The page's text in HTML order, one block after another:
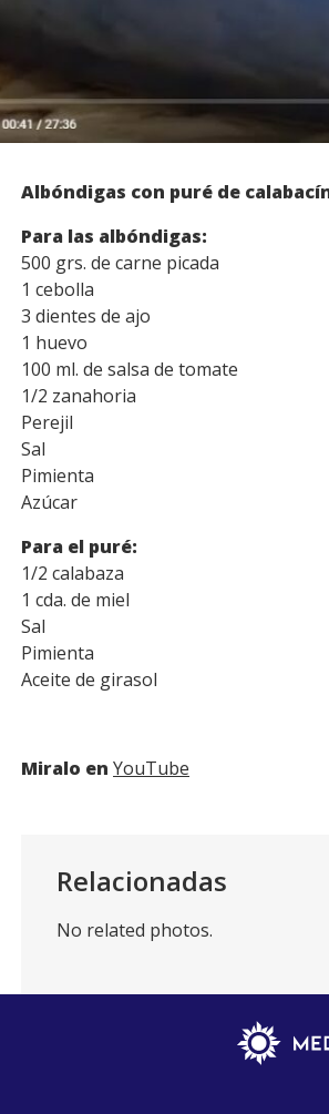
Facebook
WhatsApp
Email
Copy
Link
Albóndigas con puré de
Para las albóndigas:
500 grs. de carne picada
1 cebolla
3 dientes de ajo
1 huevo
100 ml. de salsa de tomate
1/2 zanahoria
Perejil
Sal
Pimienta
Azúcar
Para el puré:
1/2 calabaza
1 cda. de miel
Sal
Pimienta
Aceite de girasol
Miralo en YouTube
Relacionadas
No related photos.